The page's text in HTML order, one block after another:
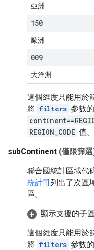
亞洲
150
歐洲
009
大洋洲
這個維度只能用於
將 filters 參數
REGION_CODE 值。
subContinent (僅限篩
聯合國統計區域代
統計司列出了次區
區。
顯示支援的子
這個維度只能用於
將 filters 參數